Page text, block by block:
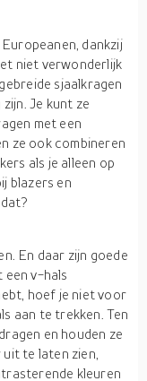
dankzij
niet verwonderlijk
sjaalkragen
Je kunt ze
met een
ze ook combineren
als je alleen op
blazers en
En daar zijn goede
een v-hals
hoef je niet voor
aan te trekken. Ten
en houden ze
te laten zien,
kleuren